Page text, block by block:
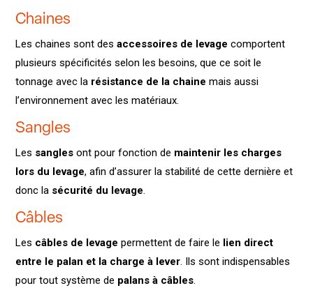
Chaines
Les chaines sont desaccessoires de levage comportent
plusieurs spécificités selon les besoins, que ce soit le
tonnage avec la résistance de la chaine mais aussi
l’environnement avec les matériaux.
Sangles
Les sanglesont pour fonction de maintenir les charges
lors du levage, afin d’assurer la stabilité de cette dernière et
donc la sécurité du levage.
Câbles
Les câbles de levagepermettent de faire le lien direct
entre le palan et la charge à lever. Ils sont indispensables
pour tout système de palans à câbles.